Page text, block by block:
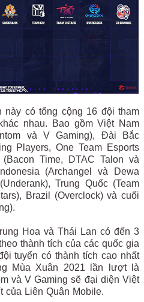
này có tổng cộng 16 đội tham
nhau. Bao gồm Việt Nam
và V Gaming), Đài Bắc
Players, One Team Esports
Time, DTAC Talon và
(Archangel và Dewa
Trung Quốc (Team
Brazil (Overclock) và cuối
Hoa và Thái Lan có đến 3
thành tích của các quốc gia
tuyển có thành tích cao nhất
Mùa Xuân 2021 lần lượt là
và V Gaming sẽ đại diện Việt
của Liên Quân Mobile.